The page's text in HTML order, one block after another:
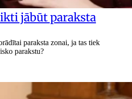
jābūt paraksta
paraksta zonai, ja tas tiek
parakstu?